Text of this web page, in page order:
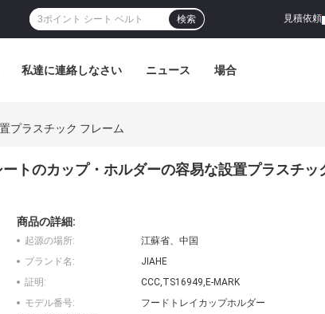
見積依頼
検索
私達に連絡しなさい ニュース 場合
プラスチック フレーム
トのカップ・ホルダーの容易な設置プラスチッ
商品の詳細:
起源の場所:
江蘇省、中国
ブランド名:
JIAHE
証明:
CCC,TS16949,E-MARK
モデル番号:
フードトレイカップホルダー